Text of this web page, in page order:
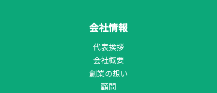
会社情報
代表挨拶
会社概要
創業の想い
顧問